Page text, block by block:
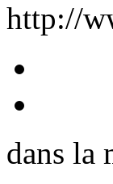
http://
dans la